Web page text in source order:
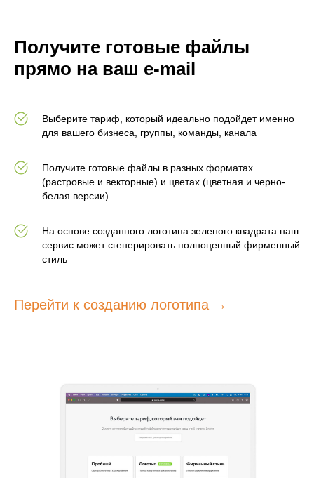
Получите готовые файлы
прямо на ваш e-mail
Выберите тариф, который идеально подойдет именно
для вашего бизнеса, группы, команды, канала
Получите готовые файлы в разных форматах
(растровые и векторные) и цветах (цветная и черно-
белая версии)
На основе созданного логотипа зеленого квадрата наш
сервис может сгенерировать полноценный фирменный
стиль
Перейти к созданию логотипа